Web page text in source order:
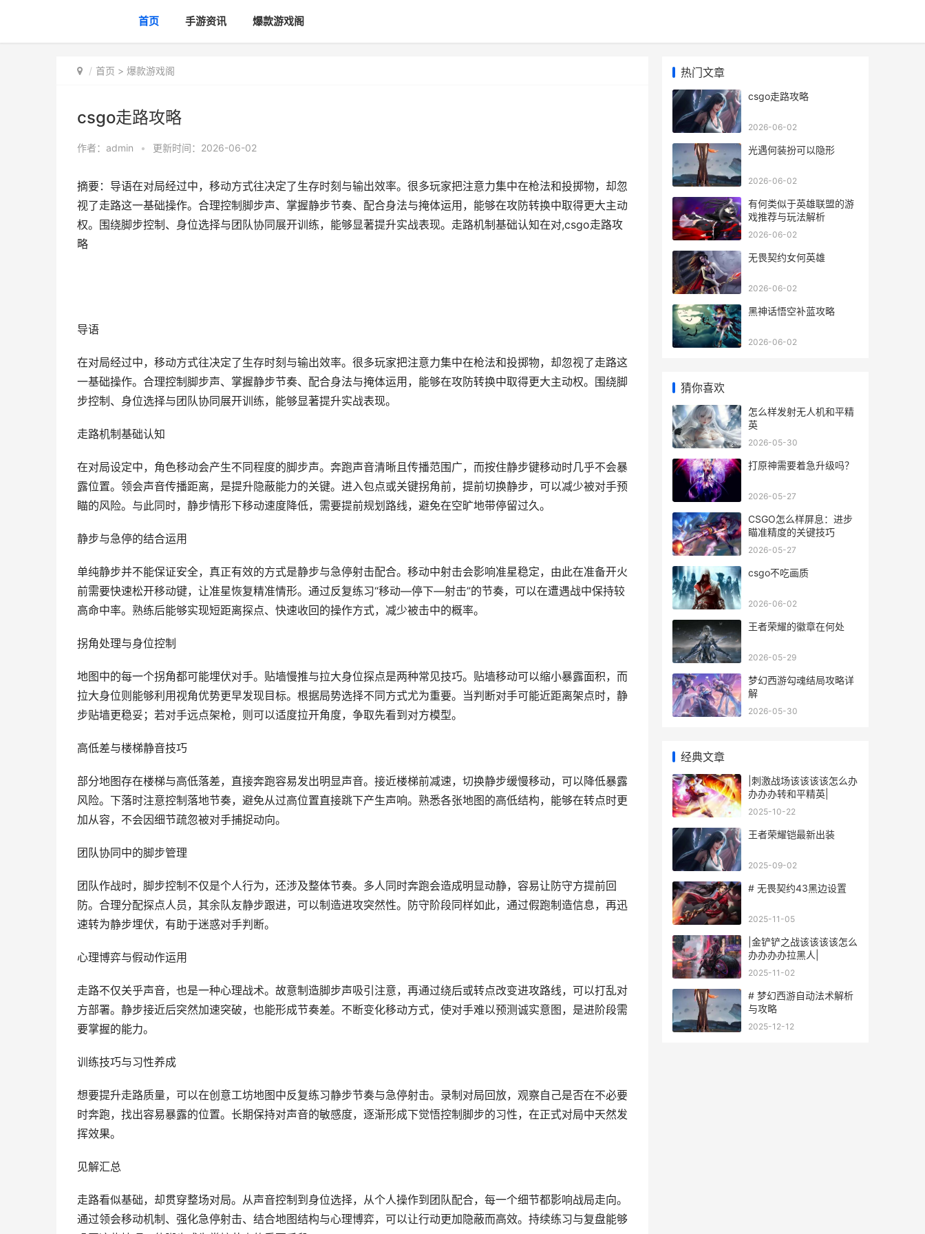
首页 手游资讯 爆款游戏阁
首页 > 爆款游戏阁
csgo走路攻略
作者： admin • 更新时间：2026-06-02
摘要：导语在对局经过中，移动方式往决定了生存时刻与输出效率。很多玩家把注意力集中在枪法和投掷物，却忽
视了走路这一基础操作。合理控制脚步声、掌握静步节奏、配合身法与掩体运用，能够在攻防转换中取得更大主动
权。围绕脚步控制、身位选择与团队协同展开训练，能够显著提升实战表现。走路机制基础认知在对,csgo走路攻
略
导语
在对局经过中，移动方式往决定了生存时刻与输出效率。很多玩家把注意力集中在枪法和投掷物，却忽视了走路这
一基础操作。合理控制脚步声、掌握静步节奏、配合身法与掩体运用，能够在攻防转换中取得更大主动权。围绕脚
步控制、身位选择与团队协同展开训练，能够显著提升实战表现。
走路机制基础认知
在对局设定中，角色移动会产生不同程度的脚步声。奔跑声音清晰且传播范围广，而按住静步键移动时几乎不会暴
露位置。领会声音传播距离，是提升隐蔽能力的关键。进入包点或关键拐角前，提前切换静步，可以减少被对手预
瞄的风险。与此同时，静步情形下移动速度降低，需要提前规划路线，避免在空旷地带停留过久。
静步与急停的结合运用
单纯静步并不能保证安全，真正有效的方式是静步与急停射击配合。移动中射击会影响准星稳定，由此在准备开火
前需要快速松开移动键，让准星恢复精准情形。通过反复练习“移动—停下—射击”的节奏，可以在遭遇战中保持较
高命中率。熟练后能够实现短距离探点、快速收回的操作方式，减少被击中的概率。
拐角处理与身位控制
地图中的每一个拐角都可能埋伏对手。贴墙慢推与拉大身位探点是两种常见技巧。贴墙移动可以缩小暴露面积，而
拉大身位则能够利用视角优势更早发现目标。根据局势选择不同方式尤为重要。当判断对手可能近距离架点时，静
步贴墙更稳妥；若对手远点架枪，则可以适度拉开角度，争取先看到对方模型。
高低差与楼梯静音技巧
部分地图存在楼梯与高低落差，直接奔跑容易发出明显声音。接近楼梯前减速，切换静步缓慢移动，可以降低暴露
风险。下落时注意控制落地节奏，避免从过高位置直接跳下产生声响。熟悉各张地图的高低结构，能够在转点时更
加从容，不会因细节疏忽被对手捕捉动向。
团队协同中的脚步管理
团队作战时，脚步控制不仅是个人行为，还涉及整体节奏。多人同时奔跑会造成明显动静，容易让防守方提前回
防。合理分配探点人员，其余队友静步跟进，可以制造进攻突然性。防守阶段同样如此，通过假跑制造信息，再迅
速转为静步埋伏，有助于迷惑对手判断。
心理博弈与假动作运用
走路不仅关乎声音，也是一种心理战术。故意制造脚步声吸引注意，再通过绕后或转点改变进攻路线，可以打乱对
方部署。静步接近后突然加速突破，也能形成节奏差。不断变化移动方式，使对手难以预测诚实意图，是进阶段需
要掌握的能力。
训练技巧与习性养成
想要提升走路质量，可以在创意工坊地图中反复练习静步节奏与急停射击。录制对局回放，观察自己是否在不必要
时奔跑，找出容易暴露的位置。长期保持对声音的敏感度，逐渐形成下觉悟控制脚步的习性，在正式对局中天然发
挥效果。
见解汇总
走路看似基础，却贯穿整场对局。从声音控制到身位选择，从个人操作到团队配合，每一个细节都影响战局走向。
通过领会移动机制、强化急停射击、结合地图结构与心理博弈，可以让行动更加隐蔽而高效。持续练习与复盘能够
热门文章
csgo走路攻略
2026-06-02
光遇何装扮可以隐形
2026-06-02
有何类似于英雄联盟的游
戏推荐与玩法解析
2026-06-02
无畏契约女何英雄
2026-06-02
黑神话悟空补蓝攻略
2026-06-02
猜你喜欢
怎么样发射无人机和平精
英
2026-05-30
打原神需要着急升级吗？
2026-05-27
CSGO怎么样屏息：进步
瞄准精度的关键技巧
2026-05-27
csgo不吃画质
2026-06-02
王者荣耀的徽章在何处
2026-05-29
梦幻西游勾魂结局攻略详
解
2026-05-30
经典文章
|刺激战场该该该该怎么办
办办办转和平精英|
2025-10-22
王者荣耀铠最新出装
2025-09-02
# 无畏契约43黑边设置
2025-11-05
|金铲铲之战该该该该怎么
办办办办拉黑人|
2025-11-02
# 梦幻西游自动法术解析
与攻略
2025-12-12